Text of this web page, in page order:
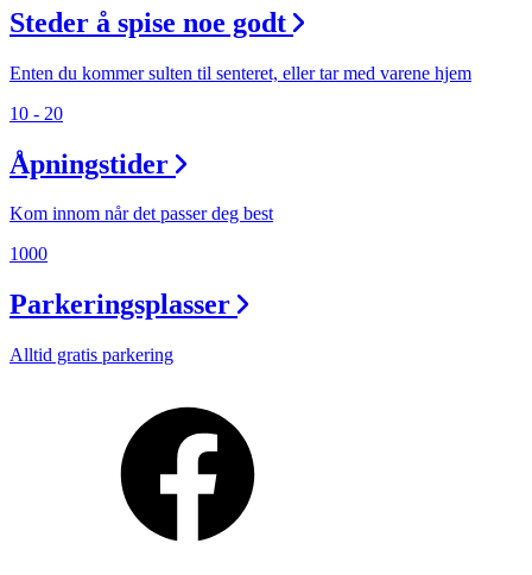
Steder å spise noe godt
Enten du kommer sulten til senteret, eller tar med varene hjem
10 - 20
Åpningstider
Kom innom når det passer deg best
1000
Parkeringsplasser
Alltid gratis parkering